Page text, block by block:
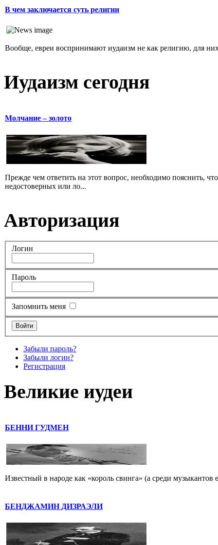
В чем заключается суть религии
Вообще, евреи воспринимают иудаизм не как религию, для
Иудаизм сегодня
Молчание – золото
Прежде чем ответить на этот вопрос, необходимо пояснить,
недостоверных или ло...
Авторизация
Логин
Пароль
Запомнить меня
Забыли пароль?
Забыли логин?
Регистрация
Великие иудеи
БЕННИ ГУДМЕН
Известный в народе как «король свинга» (а среди
БЕНДЖАМИН ДИЗРАЭЛИ